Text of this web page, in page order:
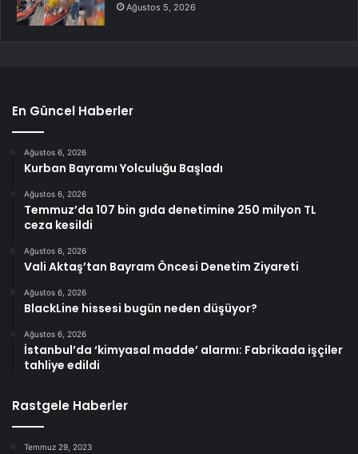
Ağustos 5, 2026
En Güncel Haberler
Ağustos 6, 2026
Kurban Bayramı Yolculuğu Başladı
Ağustos 6, 2026
Temmuz’da 107 bin gıda denetimine 250 milyon TL
ceza kesildi
Ağustos 6, 2026
Vali Aktaş’tan Bayram Öncesi Denetim Ziyareti
Ağustos 6, 2026
BlackLine hissesi bugün neden düşüyor?
Ağustos 6, 2026
İstanbul’da ‘kimyasal madde’ alarmı: Fabrikada işçiler
tahliye edildi
Rastgele Haberler
Temmuz 29, 2023